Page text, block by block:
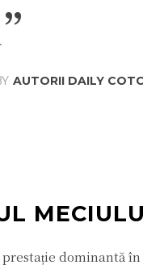
AUTORII DAILY
prestație dominantă